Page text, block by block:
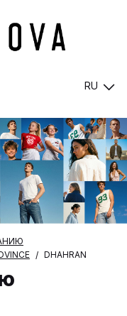
RU
DHAHRAN